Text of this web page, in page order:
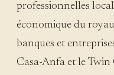
professionnelles
économique du
banques et
Casa-Anfa et le Twin